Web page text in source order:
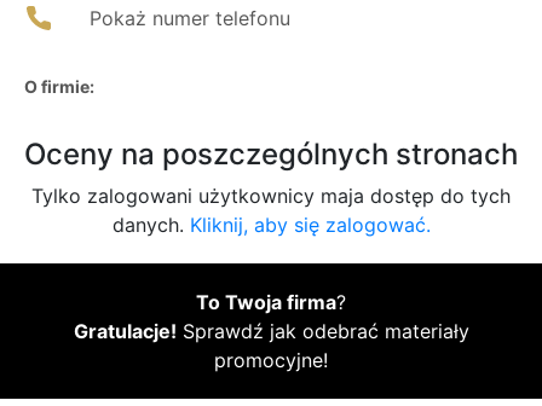
Pokaż numer telefonu
O firmie:
Oceny na poszczególnych stronach
Tylko zalogowani użytkownicy maja dostęp do tych
danych. Kliknij, aby się zalogować.
To Twoja firma?
Gratulacje! Sprawdź jak odebrać materiały
promocyjne!